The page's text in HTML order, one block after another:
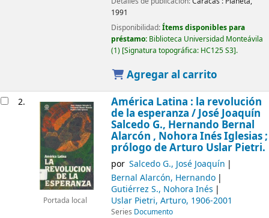
1991
Disponibilidad:Ítems disponibles para
préstamo: Biblioteca Universidad Monteávila
(1) Signatura topográfica: HC125 S3 .
Agregar al carrito
2.
Portada local
América Latina : la revolución
de la esperanza /José Joaquín
Salcedo G., Hernando Bernal
Alarcón , Nohora Inés Iglesias ;
prólogo de Arturo Uslar Pietri.
por Salcedo G., José Joaquín
Bernal Alarcón, Hernando
Gutiérrez S., Nohora Inés
Uslar Pietri, Arturo, 1906-2001
Series Documento